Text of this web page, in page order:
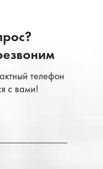
телефон
с вами!